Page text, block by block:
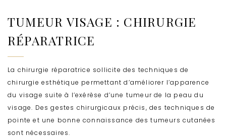
TUMEUR VISAGE : CHIRURGIE
RÉPARATRICE
La chirurgie réparatrice sollicite des techniques de
chirurgie esthétique permettant d’améliorer l’apparence
du visage suite à l’exérèse d’une tumeur de la peau du
visage. Des gestes chirurgicaux précis, des techniques de
pointe et une bonne connaissance des tumeurs cutanées
sont nécessaires.